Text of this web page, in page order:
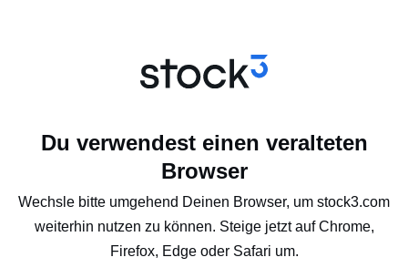
Du verwendest einen veralteten
Browser
Wechsle bitte umgehend Deinen Browser, um stock3.com
weiterhin nutzen zu können. Steige jetzt auf Chrome,
Firefox, Edge oder Safari um.